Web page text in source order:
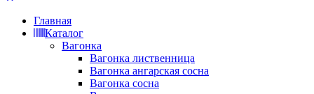
Главная
Каталог
Вагонка
Вагонка лиственница
Вагонка ангарская сосна
Вагонка сосна